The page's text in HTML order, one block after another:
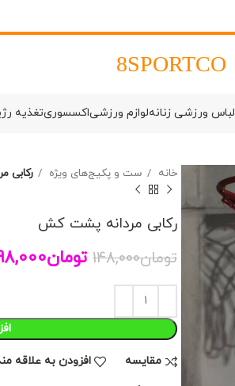
8SPORTCO
لباس ورزشی زنانهلوازم ورزشیاکسسوریتغذیه
خانه ست و پکیج‌های ویژه رکابی
رکابی مردانه پشت کش
تومان148,000 تومان
مقايسه افزودن به علاقه